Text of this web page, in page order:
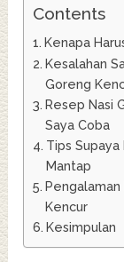
Contents
Kenapa
Kesalahan
Goreng
Resep Nasi
Saya Coba
Tips Supaya
Mantap
Pengalaman
Kencur
Kesimpulan